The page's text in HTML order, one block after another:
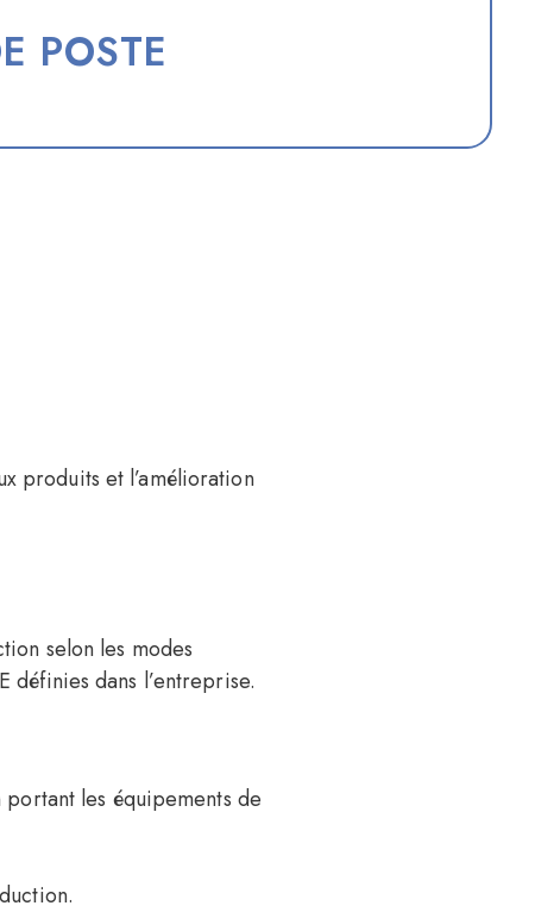
POSTE
produits et l’amélioration
selon les modes
dans l’entreprise.
les équipements de